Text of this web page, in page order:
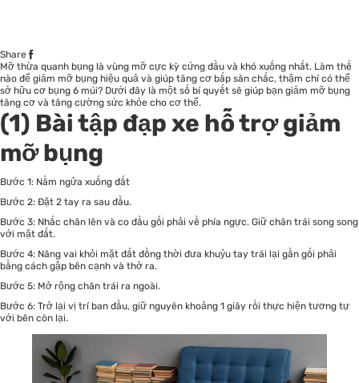
Share
Mỡ thừa quanh bụng là vùng mỡ cực kỳ cứng đầu và khó xuống nhất. Làm thế
nào để giảm mỡ bụng hiệu quả và giúp tăng cơ bắp săn chắc, thậm chí có thể
sở hữu cơ bụng 6 múi? Dưới đây là một số bí quyết sẽ giúp bạn giảm mỡ bụng
tăng cơ và tăng cường sức khỏe cho cơ thể.
(1) Bài tập đạp xe hỗ trợ giảm
mỡ bụng
Bước 1: Nằm ngửa xuống đất
Bước 2: Đặt 2 tay ra sau đầu.
Bước 3: Nhấc chân lên và co đầu gối phải về phía ngực. Giữ chân trái song song
với mặt đất.
Bước 4: Nâng vai khỏi mặt đất đồng thời đưa khuỷu tay trái lại gần gối phải
bằng cách gập bên cạnh và thở ra.
Bước 5: Mở rộng chân trái ra ngoài.
Bước 6: Trở lại vị trí ban đầu, giữ nguyên khoảng 1 giây rồi thực hiện tương tự
với bên còn lại.